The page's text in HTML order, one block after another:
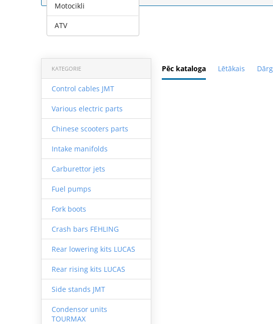
Pēc kataloga Lētākais
KATEGORIE
Control cables JMT
Various electric parts
Chinese scooters parts
Intake manifolds
Carburettor jets
Fuel pumps
Fork boots
Crash bars FEHLING
Rear lowering kits LUCAS
Rear rising kits LUCAS
Side stands JMT
Condensor units
TOURMAX
Motocikli
ATV